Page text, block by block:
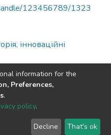
123456789/1323
інноваційні
Scholar
after A.S. Makarenko
LYRASIS
information for the
Preferences,
.
policy.
Decline That's ok